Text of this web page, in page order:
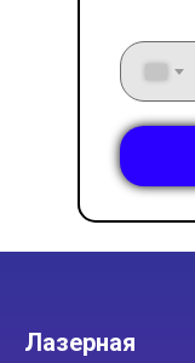
Лазерная